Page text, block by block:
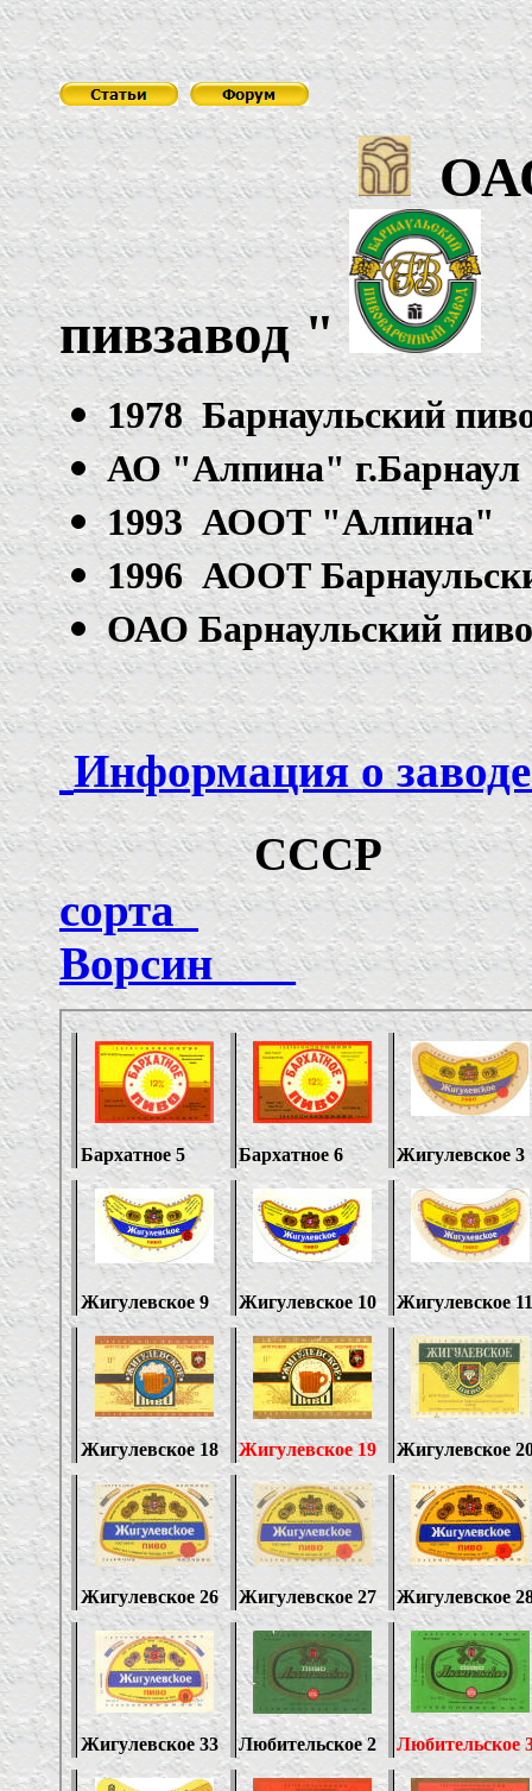
пивзавод"
1978 Барнаульский
АО "Алпина" г.Барнаул
1993 АООТ "Алпина"
1996 АООТ
ОАО Барнаульский
Информация о
СССР
сорта
Ворсин